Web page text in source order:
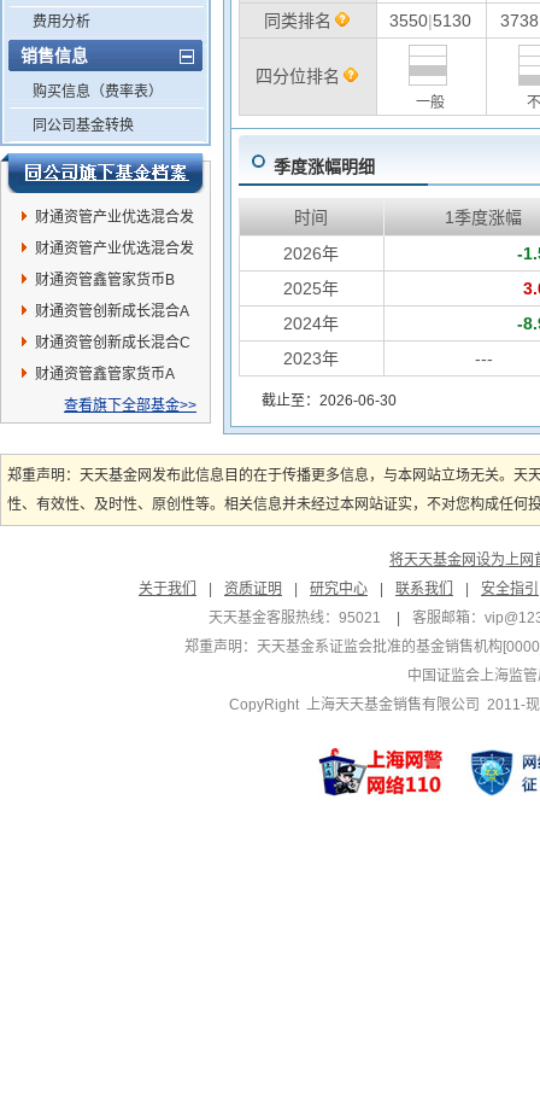
费用分析
销售信息
购买信息（费率表）
同公司基金转换
财通资管产业优选混合发
起式A
财通资管产业优选混合发
起式C
财通资管鑫管家货币B
财通资管创新成长混合A
财通资管创新成长混合C
财通资管鑫管家货币A
查看旗下全部基金>>
同类排名
3550|5130 3738
四分位排名
一般
季度涨幅明细
时间
1季度涨幅
2026年
-
2025年
2024年
-
2023年
---
截止至：2026-06-30
郑重声明：天天基金网发布此信息目的在于传播更多信息，与本网站立场无关。
性、有效性、及时性、原创性等。相关信息并未经过本网站证实，不对您构成任
将天天基金网设为上网
关于我们
资质证明 研究中心 联系我们
安全指引
天天基金客服热线：95021
客服邮箱：
郑重声明：天天基金系证监会批准的基金销售机构
中国证监会上海监
CopyRight 上海天天基金销售有限公司 2011-